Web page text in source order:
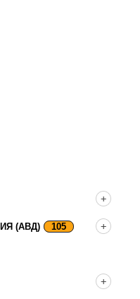
(АВД) 105